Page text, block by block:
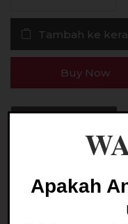
Pocket
Rockid
Astro
by
Tambah ke
Buy Now
Ask a Question
Kategori:LIQUID
Apakah